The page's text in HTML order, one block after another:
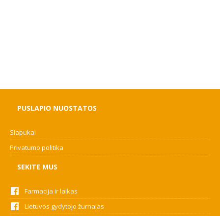
PUSLAPIO NUOSTATOS
Slapukai
Privatumo politika
SEKITE MUS
Farmacija ir laikas
Lietuvos gydytojo žurnalas